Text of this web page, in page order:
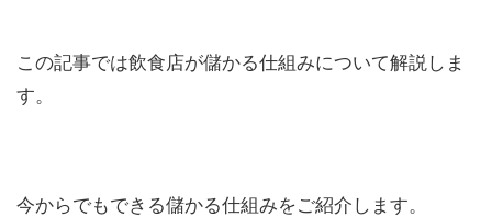
この記事では飲食店が儲かる仕組みについて解説しま
す。
今からでもできる儲かる仕組みをご紹介します。